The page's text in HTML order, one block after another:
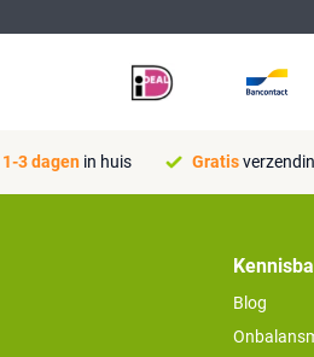
1-3 dagen in huis Gratis
Blog